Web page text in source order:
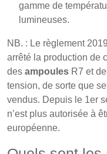
gamme de
lumineuses.
NB. : Le règlement
arrêté la production de
des ampoules R7 et
tension, de sorte que
vendus. Depuis le 1er
n’est plus autorisée à
européenne.